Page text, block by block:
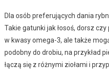
Dla osób preferujących dania
Takie gatunki jak łosoś, dorsz
w kwasy omega-3, ale także
podobny do drobiu, na przykład
łączą się z różnymi ziołami i